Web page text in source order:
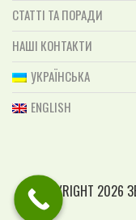
СТАТТІ ТА ПОРАДИ
НАШІ КОНТАКТИ
УКРАЇНСЬКА
ENGLISH
© COPYRIGHT 2026